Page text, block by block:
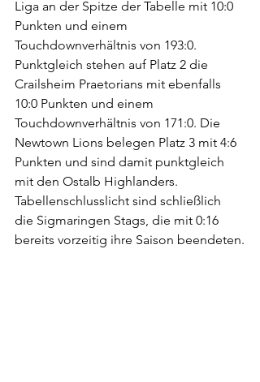
Liga an der Spitze der Tabelle mit 10:0
Punkten und einem
Touchdownverhältnis von 193:0.
Punktgleich stehen auf Platz 2 die
Crailsheim Praetorians mit ebenfalls
10:0 Punkten und einem
Touchdownverhältnis von 171:0. Die
Newtown Lions belegen Platz 3 mit 4:6
Punkten und sind damit punktgleich
mit den Ostalb Highlanders.
Tabellenschlusslicht sind schließlich
die Sigmaringen Stags, die mit 0:16
bereits vorzeitig ihre Saison beendeten.